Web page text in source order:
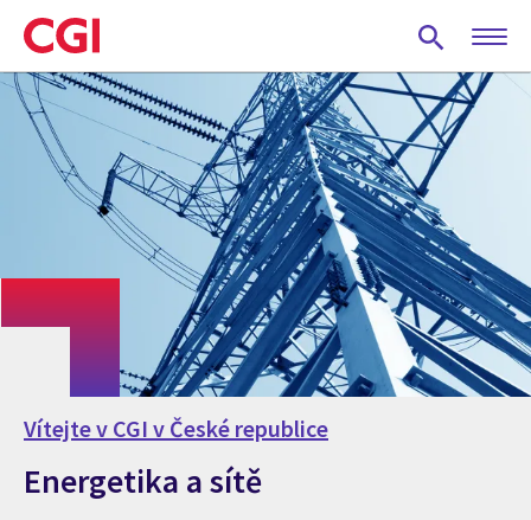
Skip
to
main
content
Vítejte v CGI v České republice
Energetika a sítě